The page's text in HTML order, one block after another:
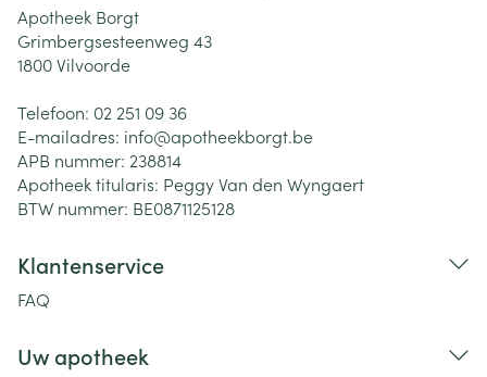
Apotheek Borgt
Grimbergsesteenweg 43
1800Vilvoorde
Telefoon: 02 251 09 36
E-mailadres: info@apotheekborgt.be
APB nummer: 238814
Apotheek titularis: Peggy Van den Wyngaert
BTW nummer: BE0871125128
Klantenservice
FAQ
Uw apotheek